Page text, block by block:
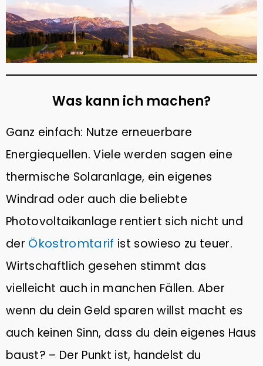
Was kann ich machen?
Ganz einfach: Nutze erneuerbare
Energiequellen. Viele werden sagen eine
thermische Solaranlage, ein eigenes
Windrad oder auch die beliebte
Photovoltaikanlage rentiert sich nicht und
der Ökostromtarif ist sowieso zu teuer.
Wirtschaftlich gesehen stimmt das
vielleicht auch in manchen Fällen. Aber
wenn du dein Geld sparen willst macht es
auch keinen Sinn, dass du dein eigenes Haus
baust? – Der Punkt ist, handelst du